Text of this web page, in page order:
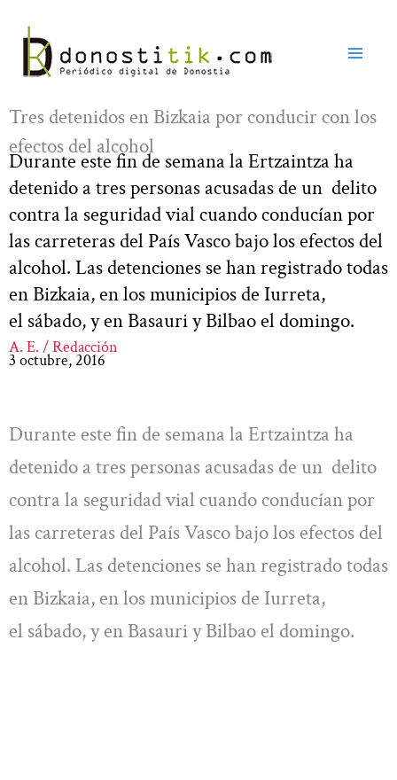
contenido
Tres detenidos en Bizkaia por conducir con los
efectos del alcohol
Durante este fin de semana la Ertzaintza ha
detenido a tres personas acusadas de un delito
contra la seguridad vial cuando conducían por
las carreteras del País Vasco bajo los efectos del
alcohol. Las detenciones se han registrado todas
en Bizkaia, en los municipios de Iurreta,
el sábado, y en Basauri y Bilbao el domingo.
A. E. / Redacción
3 octubre, 2016
Durante este fin de semana la Ertzaintza ha
detenido a tres personas acusadas de un delito
contra la seguridad vial cuando conducían por
las carreteras del País Vasco bajo los efectos del
alcohol. Las detenciones se han registrado todas
en Bizkaia, en los municipios de Iurreta,
el sábado, y en Basauri y Bilbao el domingo.